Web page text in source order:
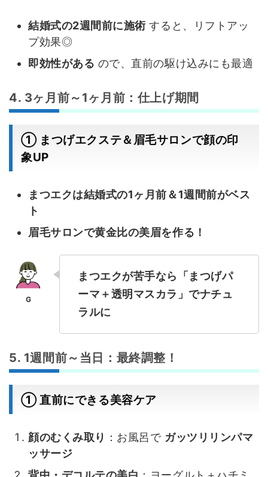
結婚式の2週間前に施術すると、リフトアッ
プ効果◎
即効性がある ので、直前の駆け込みにも最適
4. 3ヶ月前～1ヶ月前：仕上げ期間
① まつげエクステ＆眉毛サロンで顔の印
象UP
まつエクは結婚式の1ヶ月前＆1週間前がベス
ト
眉毛サロンで黄金比の美眉を作る！
まつエクが苦手なら「まつげパ
ーマ＋透明マスカラ」でナチュ
ラルに
5. 1週間前～当日：最終調整！
① 直前にできる美容ケア
顔のむくみ取り ：お風呂で ガッツリリンパマ
ッサージ